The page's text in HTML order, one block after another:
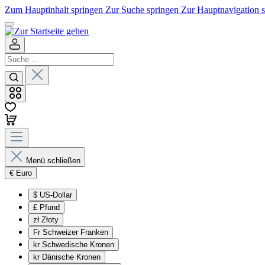
Zum Hauptinhalt springen Zur Suche springen Zur Hauptnavigation
Menü schließen
€ Euro
$ US-Dollar
£ Pfund
zł Złoty
Fr Schweizer Franken
kr Schwedische Kronen
kr Dänische Kronen